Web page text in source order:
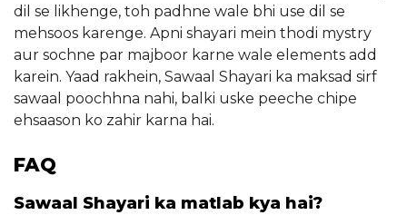
dil se likhenge, toh padhne wale bhi use dil se
mehsoos karenge. Apni shayari mein thodi mystry
aur sochne par majboor karne wale elements add
karein. Yaad rakhein, Sawaal Shayari ka maksad sirf
sawaal poochhna nahi, balki uske peeche chipe
ehsaason ko zahir karna hai.
FAQ
Sawaal Shayari ka matlab kya hai?